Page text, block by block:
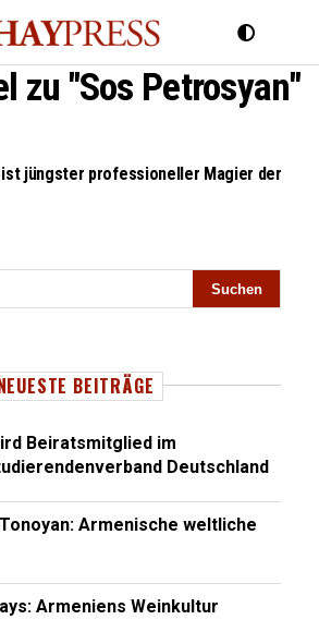
zu "Sos Petrosyan"
jüngster professioneller Magier der
BEITRÄGE
Beiratsmitglied im
Deutschland
Armenische weltliche
Armeniens Weinkultur